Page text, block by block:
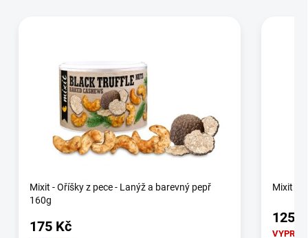
Mixit - Oříšky z pece - Lanýž a barevný pepř
160g
175 Kč
Mixit -
125